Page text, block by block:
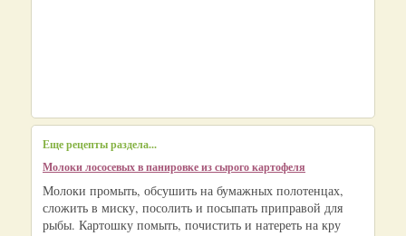
Еще рецепты раздела...
Молоки лососевых в панировке из сырого картофеля
Молоки промыть, обсушить на бумажных полотенцах,
сложить в миску, посолить и посыпать приправой для
рыбы. Картошку помыть, почистить и натереть на кру